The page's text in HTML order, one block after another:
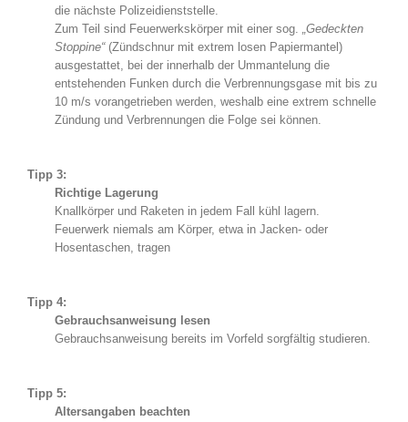
die nächste Polizeidienststelle.
Zum Teil sind Feuerwerkskörper mit einer sog. „Gedeckten
Stoppine“(Zündschnur mit extrem losen Papiermantel)
ausgestattet, bei der innerhalb der Ummantelung die
entstehenden Funken durch die Verbrennungsgase mit bis zu
10 m/s vorangetrieben werden, weshalb eine extrem schnelle
Zündung und Verbrennungen die Folge sei können.
Tipp 3:
Richtige Lagerung
Knallkörper und Raketen in jedem Fall kühl lagern.
Feuerwerk niemals am Körper, etwa in Jacken- oder
Hosentaschen, tragen
Tipp 4:
Gebrauchsanweisung lesen
Gebrauchsanweisung bereits im Vorfeld sorgfältig studieren.
Tipp 5:
Altersangaben beachten